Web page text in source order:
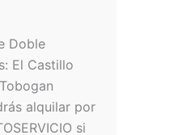
Doble
El Castillo
alquilar por
si